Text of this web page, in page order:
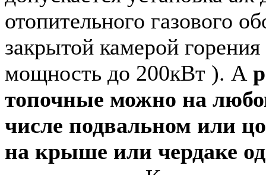
отопительного газового
закрытой камерой
мощность до 200кВт ). А
топочные можно на
числе подвальном или
на крыше или чердаке